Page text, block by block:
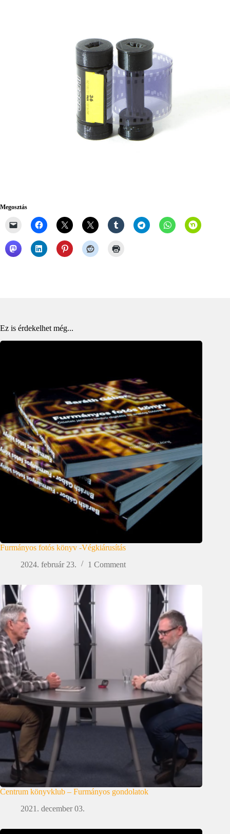
Megosztás
Ez is érdekelhet még...
Furmányos fotós könyv -Végkiárusítás
2024. február 23.
1 Comment
Centrum könyvklub – Furmányos gondolatok
2021. december 03.